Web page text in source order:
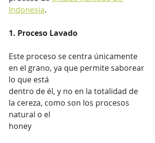
Indonesia.
1. Proceso Lavado
Este proceso se centra únicamente
en el grano, ya que permite saborear
lo que está
dentro de él, y no en la totalidad de
la cereza, como son los procesos
natural o el
honey